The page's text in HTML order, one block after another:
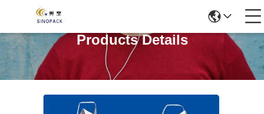
Products Details